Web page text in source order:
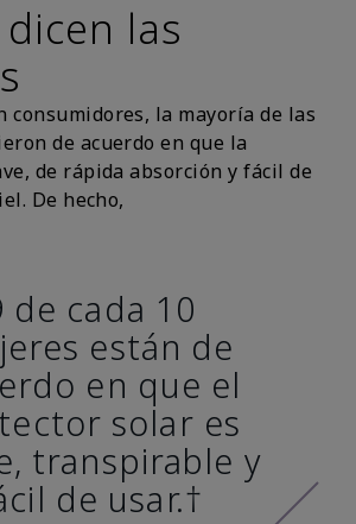
las
consumidores, la mayoría de las
de acuerdo en que la
de rápida absorción y fácil de
De hecho,
de cada 10
están de
en que el
solar es
transpirable y
de usar.†